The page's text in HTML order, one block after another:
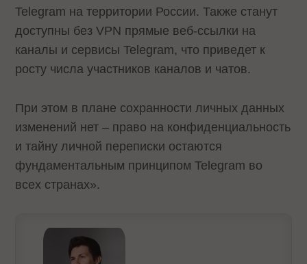
Telegram на территории России. Также станут
доступны без VPN прямые веб-ссылки на
каналы и сервисы Telegram, что приведет к
росту числа участников каналов и чатов.
При этом в плане сохранности личных данных
изменений нет – право на конфиденциальность
и тайну личной переписки остаются
фундаментальным принципом Telegram во
всех странах».